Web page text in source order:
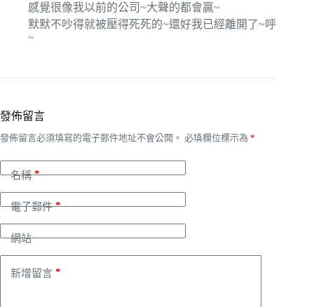
感覺很像我以前的公司~大聲的都會贏~
默默不吵得就被壓得死死的~還好我已經離開了~呼
~
發佈留言
發佈留言必須填寫的電子郵件地址不會公開。 必填欄位標示為 *
名稱*
電子郵件*
網站
新增留言 *